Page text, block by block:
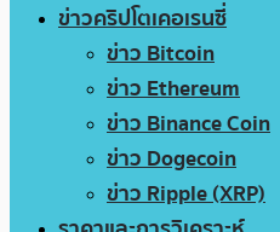
ข่าวคริปโตเคอเรนซี่
ข่าว Bitcoin
ข่าว Ethereum
ข่าว Binance Coin
ข่าว Dogecoin
ข่าว Ripple (XRP)